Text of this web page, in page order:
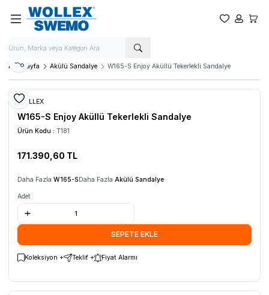
Favorilerim
Hesabım
Ana Sayfa Akülü Sandalye W165-S Enjoy Aküllü Tekerlekli Sandalye
Favoriye Ekle
Paylaş
WOLLEX
W165-S Enjoy Aküllü Tekerlekli Sandalye
Ürün Kodu : T181
171.390,60 TL
Daha Fazla W165-S Daha Fazla Akülü Sandalye
Adet
SEPETE EKLE
Koleksiyon + Teklif + Fiyat Alarmı